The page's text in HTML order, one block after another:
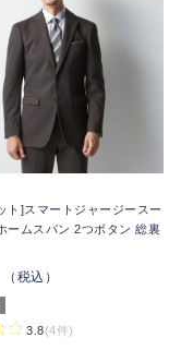
ト]スマートジャージースー
ームスパン 2つボタン 総裏
税込）
3.8(4件)